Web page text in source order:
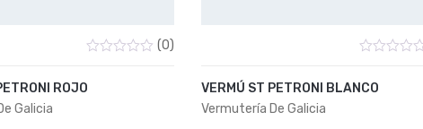
0
(0)
ROJO
Galicia
0
VERMÚ ST PETRONI BLANCO
Vermutería De Galicia